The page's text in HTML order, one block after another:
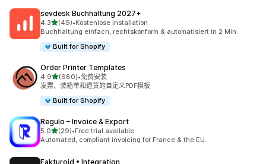
sevdesk Buchhaltung 2027+
4.3星（满分 5 星）
(49)
总共 49 条评论
•Kostenlose Installation
Buchhaltung einfach, rechtskonform & automatisiert in 2 Min.
Built for Shopify
Order Printer Templates
4.9星（满分 5 星）
(680)
总共 680 条评论
•免费安装
发票、装箱单和退货的自定义PDF模板
Built for Shopify
Regulo – Invoice & Export
5.0星（满分 5 星）
(29)
总共 29 条评论
•Free trial available
Automated, compliant invoicing for France & the EU.
Fakturoid • Integration